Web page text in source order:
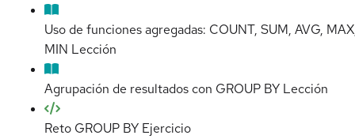
Uso de funciones agregadas: COUNT, SUM, AVG,
MIN Lección
Agrupación de resultados con GROUP BY Lección
Reto GROUP BY Ejercicio